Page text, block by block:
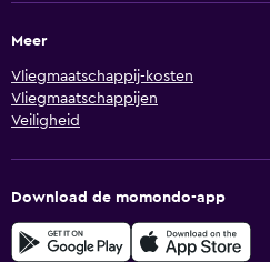
Meer
Vliegmaatschappij-kosten
Vliegmaatschappijen
Veiligheid
Download de momondo-app